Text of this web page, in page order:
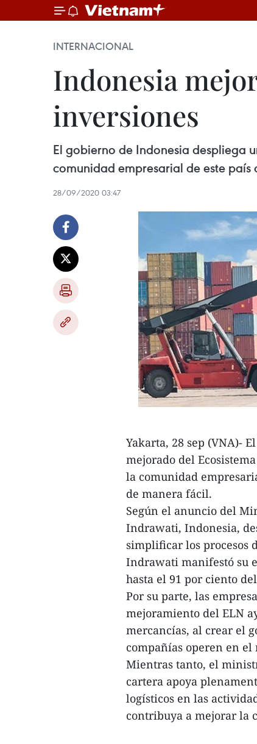
INTERNACIONAL
Indonesia
inversiones
El gobierno de Indonesia despliega
comunidad empresarial de este
28/09/2020 03:47
Yakarta, 28 sep (VNA)-
mejorado del
la comunidad
de manera fácil.
Según el anuncio del
Indrawati, Indonesia,
simplificar los procesos
Indrawati manifestó su
hasta el 91 por ciento
Por su parte, las
mejoramiento del ELN
mercancías, al crear el
compañías operen en el
Mientras tanto, el
cartera apoya
logísticos en las
contribuya a mejorar la